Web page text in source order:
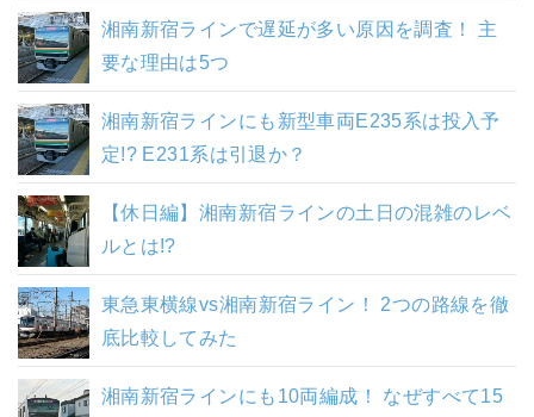
湘南新宿ラインで遅延が多い原因を調査！ 主
要な理由は5つ
湘南新宿ラインにも新型車両E235系は投入予
定!? E231系は引退か？
【休日編】湘南新宿ラインの土日の混雑のレベ
ルとは!?
東急東横線vs湘南新宿ライン！ 2つの路線を徹
底比較してみた
湘南新宿ラインにも10両編成！ なぜすべて15